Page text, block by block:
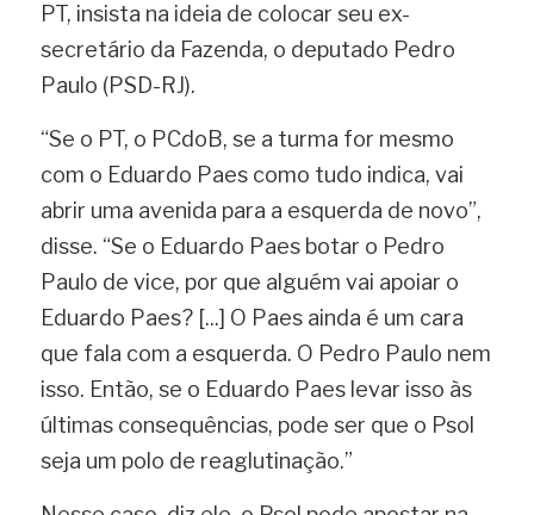
PT, insista na ideia de colocar seu ex-
secretário da Fazenda, o deputado Pedro
Paulo (PSD-RJ).
“Se o PT, o PCdoB, se a turma for mesmo
com o Eduardo Paes como tudo indica, vai
abrir uma avenida para a esquerda de novo”,
disse. “Se o Eduardo Paes botar o Pedro
Paulo de vice, por que alguém vai apoiar o
Eduardo Paes? [...] O Paes ainda é um cara
que fala com a esquerda. O Pedro Paulo nem
isso. Então, se o Eduardo Paes levar isso às
últimas consequências, pode ser que o Psol
seja um polo de reaglutinação.”